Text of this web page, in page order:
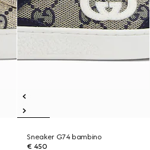
Sneaker G74 bambino
€ 450